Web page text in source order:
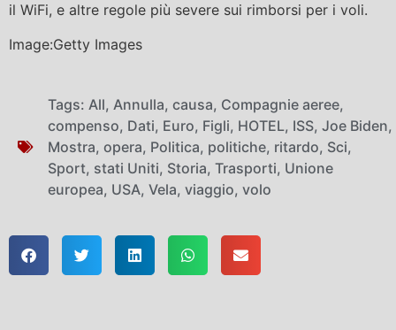
il WiFi, e altre regole più severe sui rimborsi per i voli.
Image:Getty Images
Tags: All, Annulla, causa, Compagnie aeree,
compenso, Dati, Euro, Figli, HOTEL, ISS, Joe Biden,
Mostra, opera, Politica, politiche, ritardo, Sci,
Sport, stati Uniti, Storia, Trasporti, Unione
europea, USA, Vela, viaggio, volo